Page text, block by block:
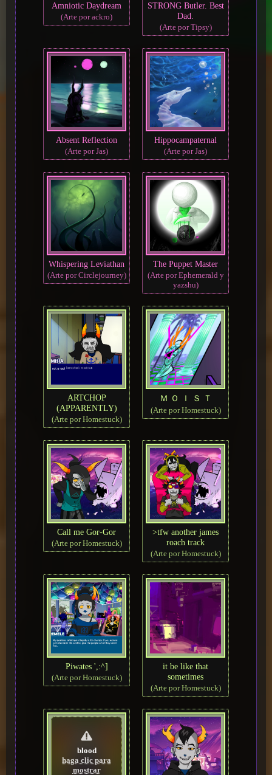
Amniotic Daydream
(Arte por ackro)
STRONG Butler. Best
Dad.
(Arte por Tipsy)
Absent Reflection
(Arte por Jas)
Hippocampaternal
(Arte por Jas)
Whispering Leviathan
(Arte por Circlejourney)
The Puppet Master
(Arte por Ephemerald y
yazshu)
ARTCHOP
(APPARENTLY)
(Arte por Homestuck)
Ｍ Ｏ Ｉ Ｓ Ｔ
(Arte por Homestuck)
Call me Gor-Gor
(Arte por Homestuck)
>tfw another james
roach track
(Arte por Homestuck)
Piwates ',:^]
(Arte por Homestuck)
it be like that
sometimes
(Arte por Homestuck)
blood
haga clic para
mostrar